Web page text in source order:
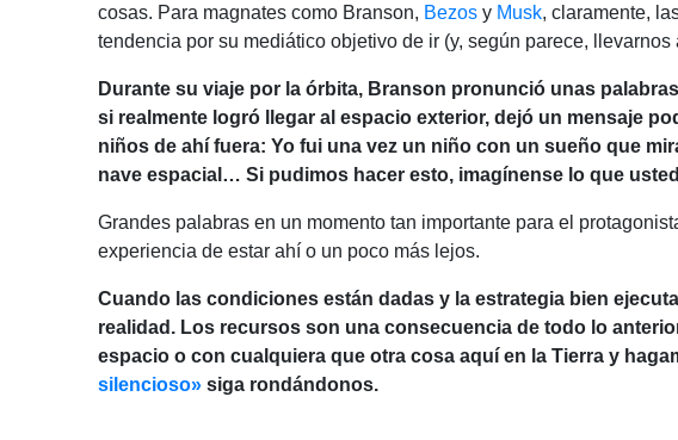
cosas. Para magnates como Branson, Bezos y Musk, claramente,
tendencia por su mediático objetivo de ir (y, según parece,
Durante su viaje por la órbita, Branson pronunció unas
si realmente logró llegar al espacio exterior, dejó un mensaje
niños de ahí fuera: Yo fui una vez un niño con un sueño que
nave espacial… Si pudimos hacer esto, imagínense lo que
Grandes palabras en un momento tan importante para el
experiencia de estar ahí o un poco más lejos.
Cuando las condiciones están dadas y la estrategia bien
realidad. Los recursos son una consecuencia de todo lo
espacio o con cualquiera que otra cosa aquí en la Tierra y
silencioso» siga rondándonos.